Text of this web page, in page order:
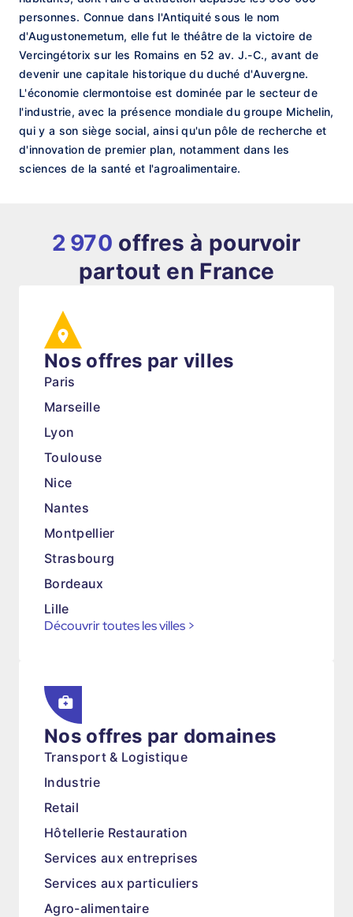
personnes. Connue dans l'Antiquité sous le nom
d'Augustonemetum, elle fut le théâtre de la victoire de
Vercingétorix sur les Romains en 52 av. J.-C., avant de
devenir une capitale historique du duché d'Auvergne.
L'économie clermontoise est dominée par le secteur de
l'industrie, avec la présence mondiale du groupe Michelin,
qui y a son siège social, ainsi qu'un pôle de recherche et
d'innovation de premier plan, notamment dans les
sciences de la santé et l'agroalimentaire.
2 970 offres à pourvoir
partout en France
Nos offres par villes
Paris
Marseille
Lyon
Toulouse
Nice
Nantes
Montpellier
Strasbourg
Bordeaux
Lille
Découvrir toutes les villes >
Nos offres par domaines
Transport & Logistique
Industrie
Retail
Hôtellerie Restauration
Services aux entreprises
Services aux particuliers
Agro-alimentaire